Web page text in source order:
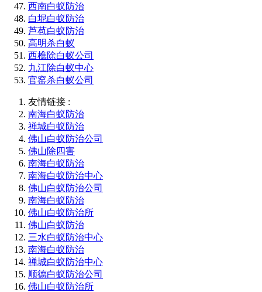
西南白蚁防治
白坭白蚁防治
芦苞白蚁防治
高明杀白蚁
西樵除白蚁公司
九江除白蚁中心
官窑杀白蚁公司
友情链接 :
南海白蚁防治
禅城白蚁防治
佛山白蚁防治公司
佛山除四害
南海白蚁防治
南海白蚁防治中心
佛山白蚁防治公司
南海白蚁防治
佛山白蚁防治所
佛山白蚁防治
三水白蚁防治中心
南海白蚁防治
禅城白蚁防治中心
顺德白蚁防治公司
佛山白蚁防治所